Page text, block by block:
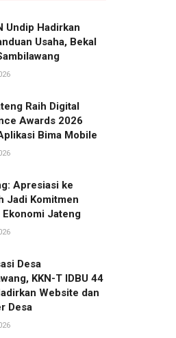
Undip Hadirkan
Usaha, Bekal
Raih Digital
Awards 2026
Bima Mobile
Apresiasi ke
Jadi Komitmen
Ekonomi Jateng
Desa
KKN-T IDBU 44
Website dan
Desa